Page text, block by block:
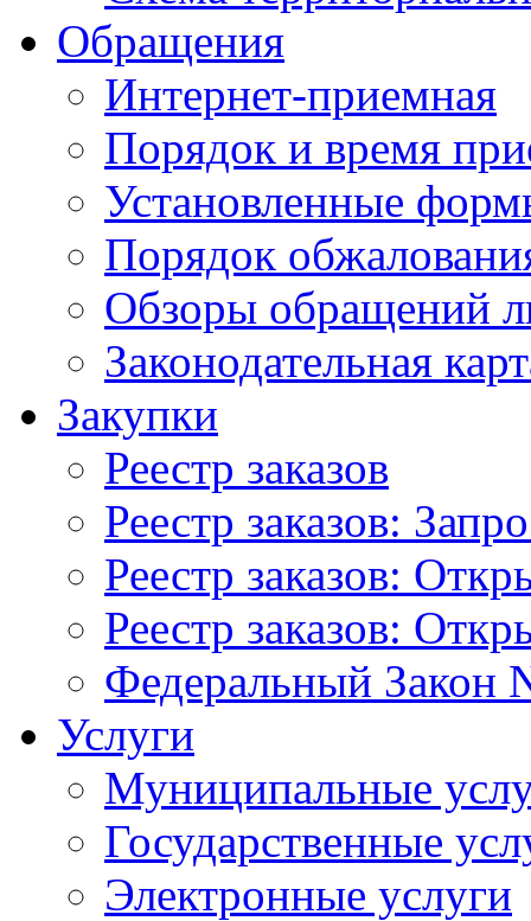
Обращения
Интернет-приемная
Порядок и время
Установленные
Порядок
Обзоры обращений
Законодательная
Закупки
Реестр заказов
Реестр заказов:
Реестр заказов:
Реестр заказов:
Федеральный Закон
Услуги
Муниципальные
Государственные
Электронные услуги